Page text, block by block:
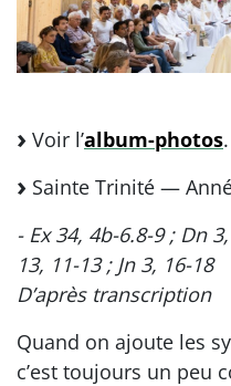
Voir l’album-photos.
Sainte Trinité —
- Ex 34, 4b-6.8-9 ; Dn
13, 11-13 ; Jn 3, 16-18
D’après transcription
Quand on ajoute les
c’est toujours un peu